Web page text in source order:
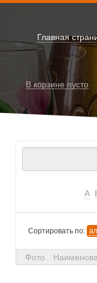
Главная
В корзине пусто
А
Сортировать по:
Фото